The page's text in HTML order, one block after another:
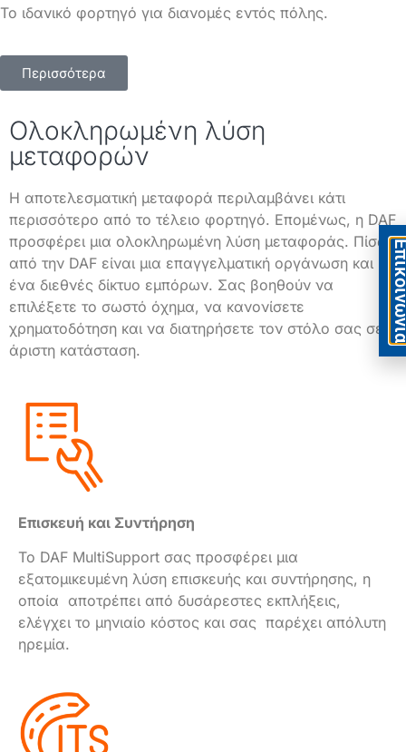
Το ιδανικό φορτηγό για διανομές εντός πόλης.
Περισσότερα
Ολοκληρωμένη λύση
μεταφορών
Η αποτελεσματική μεταφορά περιλαμβάνει κάτι
περισσότερο από το τέλειο φορτηγό. Επομένως, η DAF
προσφέρει μια ολοκληρωμένη λύση μεταφοράς. Πίσω
από την DAF είναι μια επαγγελματική οργάνωση και
ένα διεθνές δίκτυο εμπόρων. Σας βοηθούν να
επιλέξετε το σωστό όχημα, να κανονίσετε
χρηματοδότηση και να διατηρήσετε τον στόλο σας σε
άριστη κατάσταση.
Επισκευή και Συντήρηση
Το DAF MultiSupport σας προσφέρει μια
εξατομικευμένη λύση επισκευής και συντήρησης, η
οποία αποτρέπει από δυσάρεστες εκπλήξεις,
ελέγχει το μηνιαίο κόστος και σας παρέχει απόλυτη
ηρεμία.